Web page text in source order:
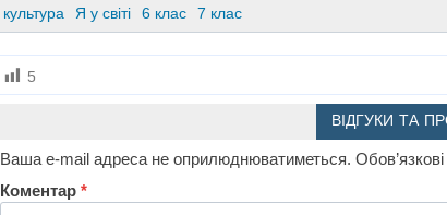
культура
Я у світі 6 клас 7 клас
5
ВІДГУКИ ТА
Ваша e-mail адреса не оприлюднюватиметься.
Коментар *